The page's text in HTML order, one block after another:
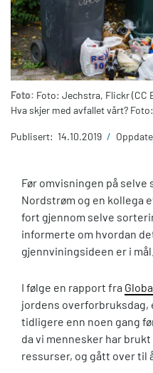
Foto: Foto: Jechstra, Flickr (CC
Hva skjer med avfallet vårt?
Publisert: 14.10.2019 /
Før omvisningen på
Nordstrøm og en kollega
fort gjennom selve
informerte om hvordan
gjennviningsideen er i mål.
I følge en rapport fra
jordens overforbruksdag,
tidligere enn noen gang
da vi mennesker har
ressurser, og gått over til